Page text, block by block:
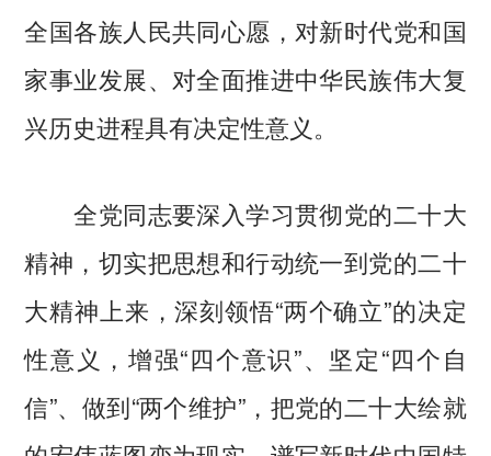
全国各族人民共同心愿，对新时代党和国
家事业发展、对全面推进中华民族伟大复
兴历史进程具有决定性意义。
全党同志要深入学习贯彻党的二十大
精神，切实把思想和行动统一到党的二十
大精神上来，深刻领悟“两个确立”的决定
性意义，增强“四个意识”、坚定“四个自
信”、做到“两个维护”，把党的二十大绘就